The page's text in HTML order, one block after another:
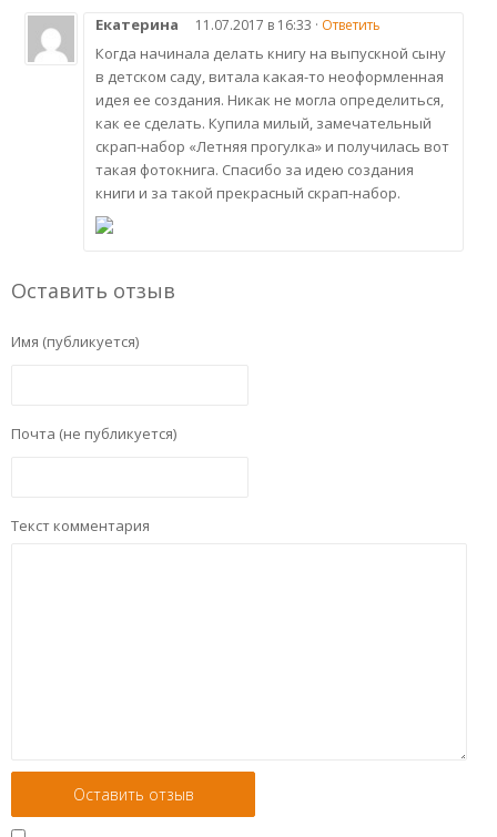
Екатерина 11.07.2017 в 16:33 · Ответить
Когда начинала делать книгу на выпускной сыну
в детском саду, витала какая-то неоформленная
идея ее создания. Никак не могла определиться,
как ее сделать. Купила милый, замечательный
скрап-набор «Летняя прогулка» и получилась вот
такая фотокнига. Спасибо за идею создания
книги и за такой прекрасный скрап-набор.
Оставить отзыв
Имя (публикуется)
Почта (не публикуется)
Текст комментария